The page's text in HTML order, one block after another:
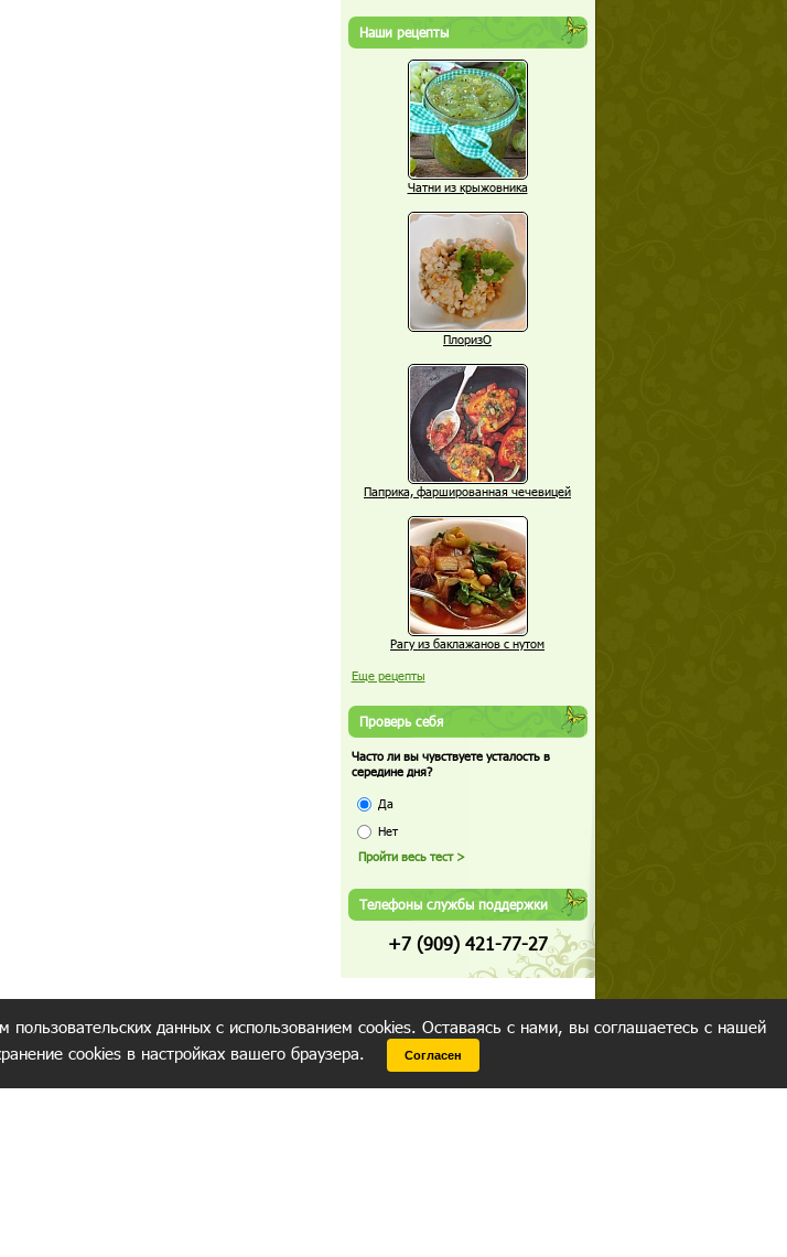
Наши рецепты
Чатни из крыжовника
ПлоризО
Паприка, фаршированная чечевицей
Рагу из баклажанов с нутом
Еще рецепты
Проверь себя
Часто ли вы чувствуете усталость в
середине дня?
Да
Нет
Телефоны службы поддержки
+7 (909) 421-77-27
данных с использованием cookies. Оставаясь с нами, вы соглашаетесь с нашей
cookies в настройках вашего браузера. Согласен